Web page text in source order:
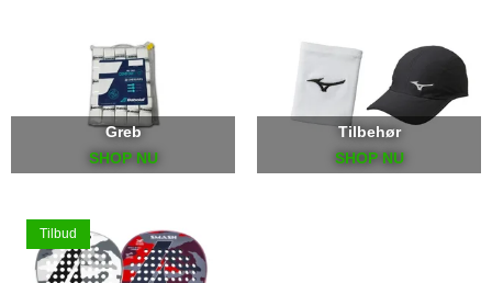
Greb
SHOP NU
Tilbehør
SHOP NU
Tilbud